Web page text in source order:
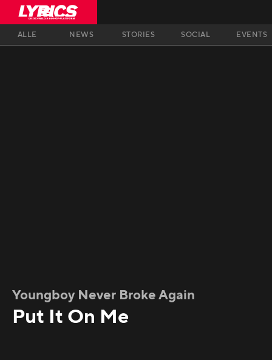
ALLE NEWS STORIES SOCIAL EVENTS
Youngboy Never Broke Again
Put It On Me